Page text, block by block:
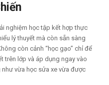
nghiệm học tập kết hợp thực
lý thuyết mà còn sẵn sàng
còn cảnh “học gạo” chỉ để
trên lớp và áp dụng ngay vào
vừa học sửa xe vừa được